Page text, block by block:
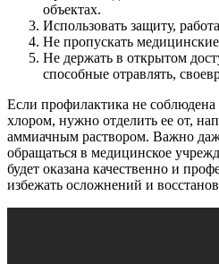
объектах.
Использовать защиту,
Не пропускать
Не держать в открытом
способные отравлять,
Если профилактика не соблюдена
хлором, нужно отделить ее от,
аммиачным раствором. Важно
обращаться в медицинское
будет оказана качественно и
избежать осложнений и